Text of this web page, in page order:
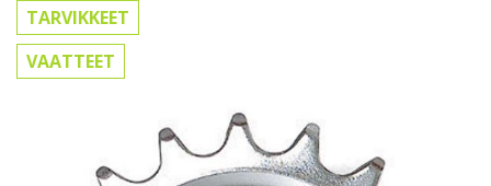
TARVIKKEET
VAATTEET